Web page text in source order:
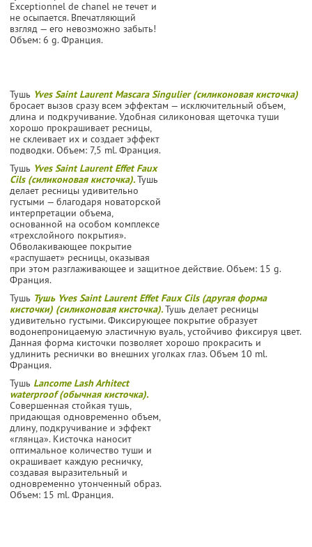
Exceptionnel de chanel не течет и
не осыпается. Впечатляющий
взгляд — его невозможно забыть!
Объем: 6 g. Франция.
Тушь Yves Saint Laurent Mascara Singulier (силиконовая кисточка)
бросает вызов сразу всем эффектам — исключительный объем,
длина и подкручивание. Удобная силиконовая щеточка туши
хорошо прокрашивает ресницы,
не склеивает их и создает эффект
подводки. Объем: 7,5 ml. Франция.
Тушь Yves Saint Laurent Effet Faux
Cils (силиконовая кисточка). Тушь
дела­ет ресницы удивительно
густыми — бла­годаря новаторской
интерпретации объе­ма,
основанной на особом комплексе
«тре­хслойного покрытия».
Обволаки­вающее покрытие
«распушает» ресницы, ока­зывая
при этом разглаживающее и защи­тное действие. Объем: 15 g.
Франция.
Тушь Тушь Yves Saint Laurent Effet Faux Cils (другая форма
кисточки) (силиконовая кисточка).Тушь дела­ет ресницы
удивительно густыми. Фикси­рующее покрытие образует
водонепрони­цаемую эластичную вуаль, устойчиво фикси­руя цвет.
Данная форма кисточки позволяет хорошо прокрасить и
удлинить реснички во внешних уголках глаз. Объем 10 ml.
Франция.
Тушь Lancome Lash Arhitect
waterproof (обычная кисточка).
Совершенная стойкая тушь,
придающая одновременно объем,
длину, подкручивание и эффект
«глянца». Кисточка наносит
оптимальное количество туши и
окрашивает каждую ресничку,
создавая выразительный и
одновременно утонченный образ.
Объем: 15 ml. Франция.